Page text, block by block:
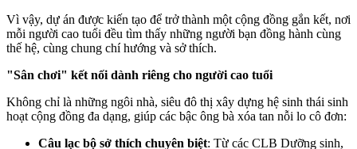
Vì vậy, dự án được kiến tạo để trở thành một cộng đồng gắn kết, nơi
mỗi người cao tuổi đều tìm thấy những người bạn đồng hành cùng
thế hệ, cùng chung chí hướng và sở thích.
"Sân chơi" kết nối dành riêng cho người cao tuổi
Không chỉ là những ngôi nhà, siêu đô thị xây dựng hệ sinh thái sinh
hoạt cộng đồng đa dạng, giúp các bậc ông bà xóa tan nỗi lo cô đơn:
Câu lạc bộ sở thích chuyên biệt: Từ các CLB Dưỡng sinh,